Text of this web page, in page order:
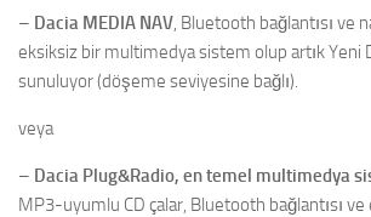
– Dacia MEDIA NAV, Bluetooth bağlantısı ve
eksiksiz bir multimedya sistem olup artık Yeni
sunuluyor (döşeme seviyesine bağlı).
veya
– Dacia Plug&Radio, en temel multimedya
MP3-uyumlu CD çalar, Bluetooth bağlantısı